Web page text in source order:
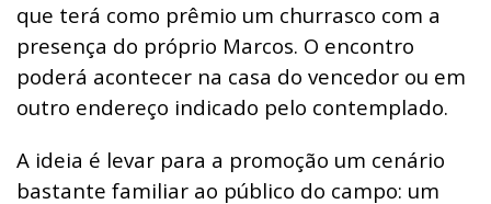
que terá como prêmio um churrasco com a
presença do próprio Marcos. O encontro
poderá acontecer na casa do vencedor ou em
outro endereço indicado pelo contemplado.
A ideia é levar para a promoção um cenário
bastante familiar ao público do campo: um